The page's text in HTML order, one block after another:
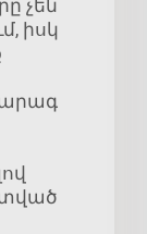
չեն
իսկ
արագ